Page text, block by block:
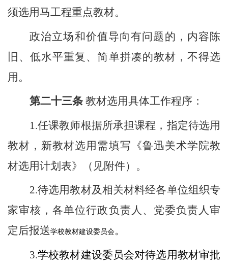
须选用马工程重点教材。
政治立场和价值导向有问题的，内容陈
旧、低水平重复、简单拼凑的教材，不得选
用。
第二十三条 教材选用具体工作程序：
1.任课教师根据所承担课程，指定待选用
教材，新教材选用需填写《鲁迅美术学院教
材选用计划表》（见附件）。
2.待选用教材及相关材料经各单位组织专
家审核，各单位行政负责人、党委负责人审
定后报送学校教材建设委员会。
3.学校教材建设委员会对待选用教材审批